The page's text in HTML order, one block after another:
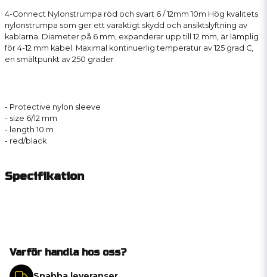
4-Connect Nylonstrumpa röd och svart 6 / 12mm 10m Hög kvalitets
nylonstrumpa som ger ett varaktigt skydd och ansiktslyftning av
kablarna. Diameter på 6 mm, expanderar upp till 12 mm, är lämplig
för 4-12 mm kabel. Maximal kontinuerlig temperatur av 125 grad C,
en smältpunkt av 250 grader
- Protective nylon sleeve
- size 6/12 mm
- length 10 m
- red/black
Specifikation
Varför handla hos oss?